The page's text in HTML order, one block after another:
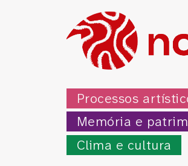
Processos
Memória e
Clima e cultura